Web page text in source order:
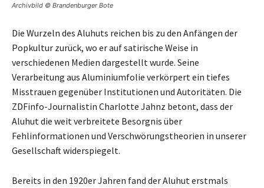
Archivbild © Brandenburger Bote
Die Wurzeln des Aluhuts reichen bis zu den Anfängen der
Popkultur zurück, wo er auf satirische Weise in
verschiedenen Medien dargestellt wurde. Seine
Verarbeitung aus Aluminiumfolie verkörpert ein tiefes
Misstrauen gegenüber Institutionen und Autoritäten. Die
ZDFinfo-Journalistin Charlotte Jahnz betont, dass der
Aluhut die weit verbreitete Besorgnis über
Fehlinformationen und Verschwörungstheorien in unserer
Gesellschaft widerspiegelt.
Bereits in den 1920er Jahren fand der Aluhut erstmals